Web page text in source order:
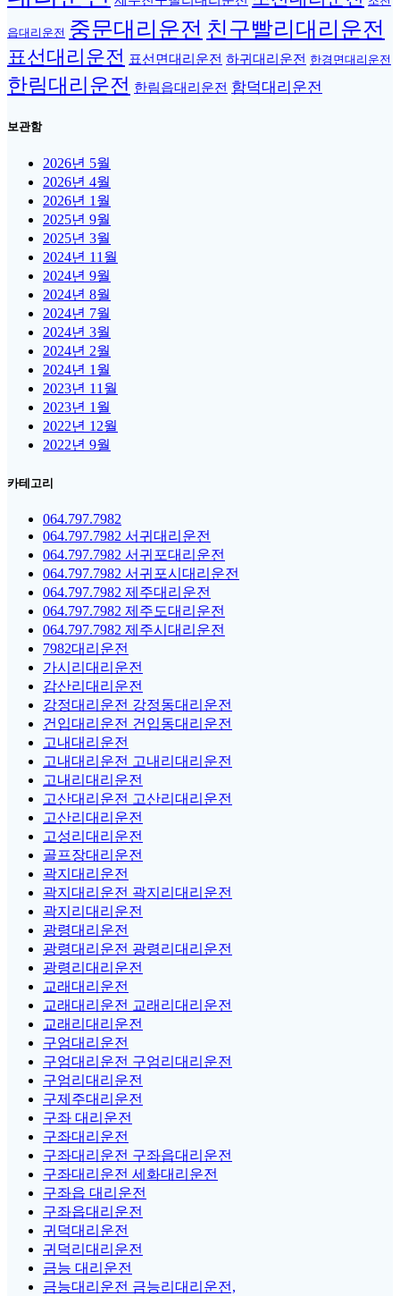
읍대리운전 중문대리운전 친구빨리대리운전
표선대리운전 표선면대리운전 하귀대리운전 한경면대리운전
한림대리운전 한림읍대리운전 함덕대리운전
보관함
2026년 5월
2026년 4월
2026년 1월
2025년 9월
2025년 3월
2024년 11월
2024년 9월
2024년 8월
2024년 7월
2024년 3월
2024년 2월
2024년 1월
2023년 11월
2023년 1월
2022년 12월
2022년 9월
카테고리
064.797.7982
064.797.7982 서귀대리운전
064.797.7982 서귀포대리운전
064.797.7982 서귀포시대리운전
064.797.7982 제주대리운전
064.797.7982 제주도대리운전
064.797.7982 제주시대리운전
7982대리운전
가시리대리운전
감산리대리운전
강정대리운전 강정동대리운전
건입대리운전 건입동대리운전
고내대리운전
고내대리운전 고내리대리운전
고내리대리운전
고산대리운전 고산리대리운전
고산리대리운전
고성리대리운전
골프장대리운전
곽지대리운전
곽지대리운전 곽지리대리운전
곽지리대리운전
광령대리운전
광령대리운전 광령리대리운전
광령리대리운전
교래대리운전
교래대리운전 교래리대리운전
교래리대리운전
구엄대리운전
구엄대리운전 구엄리대리운전
구엄리대리운전
구제주대리운전
구좌 대리운전
구좌대리운전
구좌대리운전 구좌읍대리운전
구좌대리운전 세화대리운전
구좌읍 대리운전
구좌읍대리운전
귀덕대리운전
귀덕리대리운전
금능 대리운전
금능대리운전 금능리대리운전,